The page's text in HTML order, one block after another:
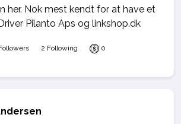
her. Nok mest kendt for at have et
Pilanto Aps og linkshop.dk
2 Following 0